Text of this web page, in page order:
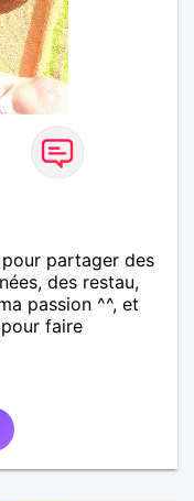
partager des
des restau,
passion ^^, et
faire